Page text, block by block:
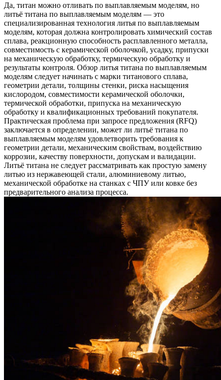
Да, титан можно отливать по выплавляемым моделям, но
литьё титана по выплавляемым моделям — это
специализированная технология литья по выплавляемым
моделям, которая должна контролировать химический состав
сплава, реакционную способность расплавленного металла,
совместимость с керамической оболочкой, усадку, припуски
на механическую обработку, термическую обработку и
результаты контроля. Обзор литья титана по выплавляемым
моделям следует начинать с марки титанового сплава,
геометрии детали, толщины стенки, риска насыщения
кислородом, совместимости керамической оболочки,
термической обработки, припуска на механическую
обработку и квалификационных требований покупателя.
Практическая проблема при запросе предложения (RFQ)
заключается в определении, может ли литьё титана по
выплавляемым моделям удовлетворить требования к
геометрии детали, механическим свойствам, воздействию
коррозии, качеству поверхности, допускам и валидации.
Литьё титана не следует рассматривать как простую замену
литью из нержавеющей стали, алюминиевому литью,
механической обработке на станках с ЧПУ или ковке без
предварительного анализа процесса.